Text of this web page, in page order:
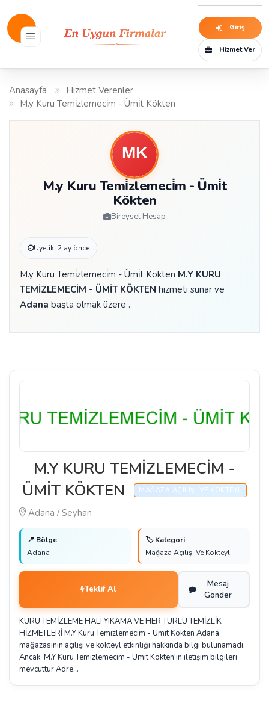
Giriş
Hizmet Ver
Anasayfa
Hizmet Verenler
M.y Kuru Temi̇zlemeci̇m - Ümi̇t Kökten
M.y Kuru Temi̇zlemeci̇m - Ümi̇t
Kökten
Bireysel Hesap
Üyelik: 2 ay önce
M.y Kuru Temi̇zlemeci̇m - Ümi̇t Kökten M.Y KURU
TEMİZLEMECİM - ÜMİT KÖKTEN hizmeti sunar ve
Adana başta olmak üzere .
M.Y KURU TEMİZLEMECİM -
ÜMİT KÖKTEN
MAĞAZA AÇILIŞI VE KOKTEYL
Adana / Seyhan
📍 Bölge
Adana
🏷️ Kategori
Mağaza Açılışı Ve Kokteyl
Teklif Al
Mesaj
Gönder
KURU TEMİZLEME HALI YIKAMA VE HER TÜRLÜ TEMİZLİK
HİZMETLERİ M.Y Kuru Temizlemecim - Ümit Kökten Adana
mağazasının açılışı ve kokteyl etkinliği hakkında bilgi bulunamadı.
Ancak, M.Y Kuru Temizlemecim - Ümit Kökten'in iletişim bilgileri
mevcuttur Adre…